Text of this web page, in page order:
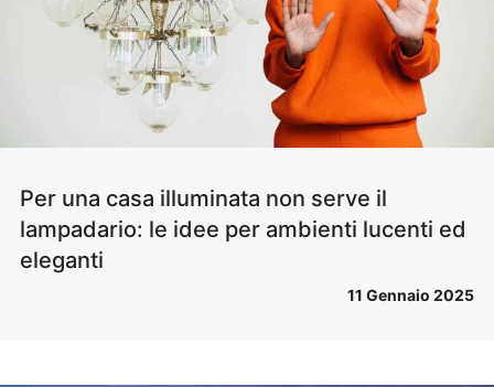
Per una casa illuminata non serve il
lampadario: le idee per ambienti lucenti ed
eleganti
11 Gennaio 2025